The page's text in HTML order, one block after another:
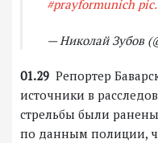
#prayformunich
— Николай Зубов
01.29 Репортер
источники в
стрельбы были
по данным полиции,